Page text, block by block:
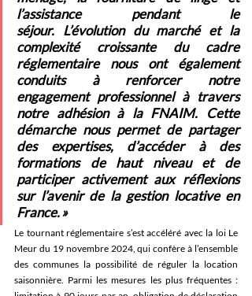
l’assistance pendant le
séjour. L’évolution du marché et la
complexité croissante du cadre
réglementaire nous ont également
conduits à renforcer notre
engagement professionnel à travers
notre adhésion à la FNAIM. Cette
démarche nous permet de partager
des expertises, d’accéder à des
formations de haut niveau et de
participer activement aux réflexions
sur l’avenir de la gestion locative en
France. »
Le tournant réglementaire s’est accéléré avec la loi Le
Meur du 19 novembre 2024, qui confère à l’ensemble
des communes la possibilité de réguler la location
saisonnière. Parmi les mesures les plus fréquentes :